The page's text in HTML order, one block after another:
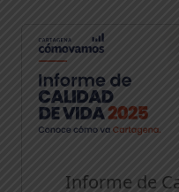
Informe de